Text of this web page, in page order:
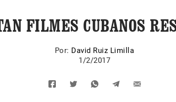
FILMES CUBANOS
Por: David Ruiz Limilla
1/2/2017